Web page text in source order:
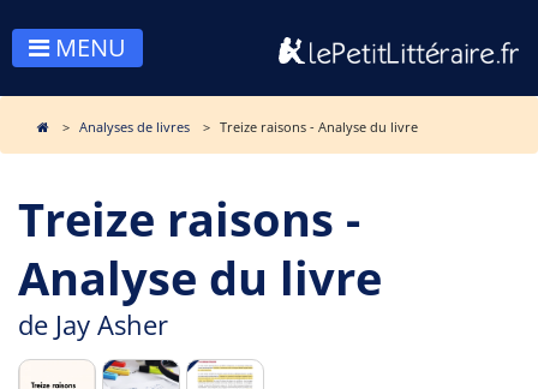
MENU
Analyses de livres Treize raisons - Analyse du livre
Treize raisons -
Analyse du livre
de Jay Asher